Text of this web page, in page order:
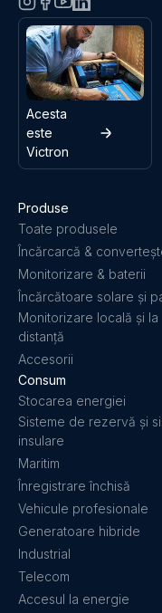
Orion-Tr 24/12-
Orion-Tr 24/12-
Orion-Tr 24/12-
(left)
Orion-Tr 24/12-
(right)
Orion-Tr 24/12-
(top)
Orion-Tr 24/12-
(front)
Orion-Tr 24/12-
Orion-Tr 24/12-
Orion-Tr 24/12-
Acesta
este
Victron
Produse
Toate produsele
Încărcarcă &
Monitorizare & baterii
Încărcătoare solare și
Monitorizare locală și la
distanță
Accesorii
Consum
Stocarea energiei
Sisteme de rezervă și
insulare
Maritim
Înregistrare închisă
Vehicule profesionale
Generatoare hibride
Industrial
Telecom
Accesul la energie